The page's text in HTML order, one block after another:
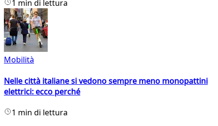
1 min di lettura
Mobilità
Nelle città italiane si vedono sempre meno monopattini
elettrici: ecco perché
1 min di lettura